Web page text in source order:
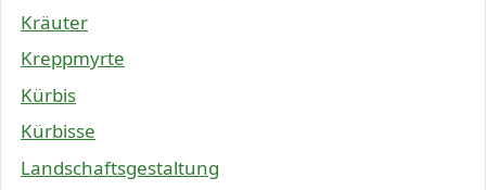
Kräuter
Kreppmyrte
Kürbis
Kürbisse
Landschaftsgestaltung